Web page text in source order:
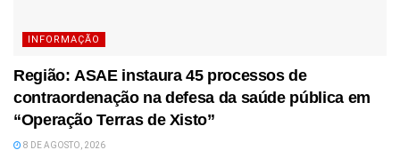
INFORMAÇÃO
Região: ASAE instaura 45 processos de
contraordenação na defesa da saúde pública em
“Operação Terras de Xisto”
8 DE AGOSTO, 2026